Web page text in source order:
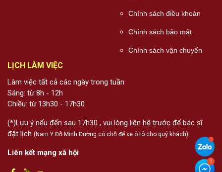
Chính sách điều khoản
Chính sách bảo mật
Chính sách vận chuyển
LỊCH LÀM VIỆC
Làm việc tất cả các ngày trong tuần
Sáng: từ 8h - 12h
Chiều: từ 13h30 - 17h30
(*)Lưu ý nếu đến sau 17h30 , vui lòng liên hệ trước để bác sĩ
đặt lịch (Nam Y Đỗ Minh Đường có chỗ để xe ô tô cho quý khách)
Liên kết mạng xã hội